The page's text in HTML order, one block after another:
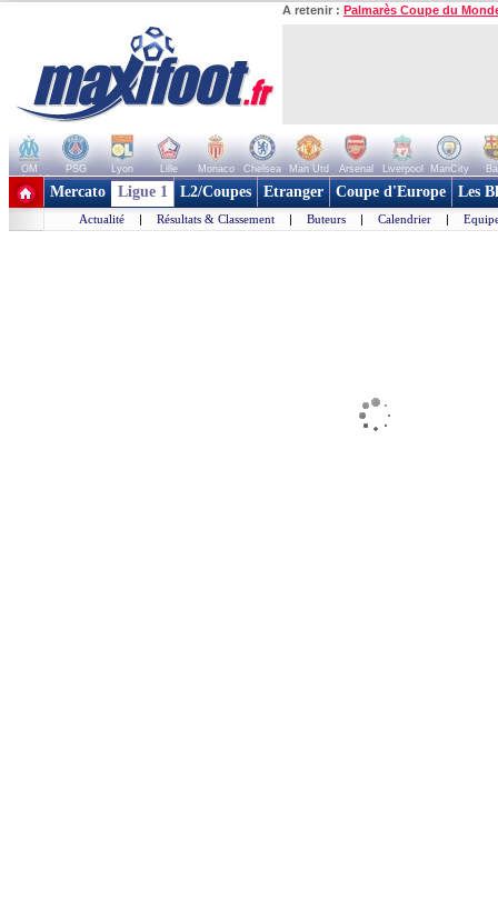
A retenir : Palmarès Coupe du
OM PSG Lyon Lille Monaco Chelsea Man Utd Arsenal Liverpool ManCity
+ de clubs
Mercato Ligue 1 L2/Coupes Etranger Coupe d'Europe Les
Actualité | Résultats & Classement | Buteurs | Calendrier |